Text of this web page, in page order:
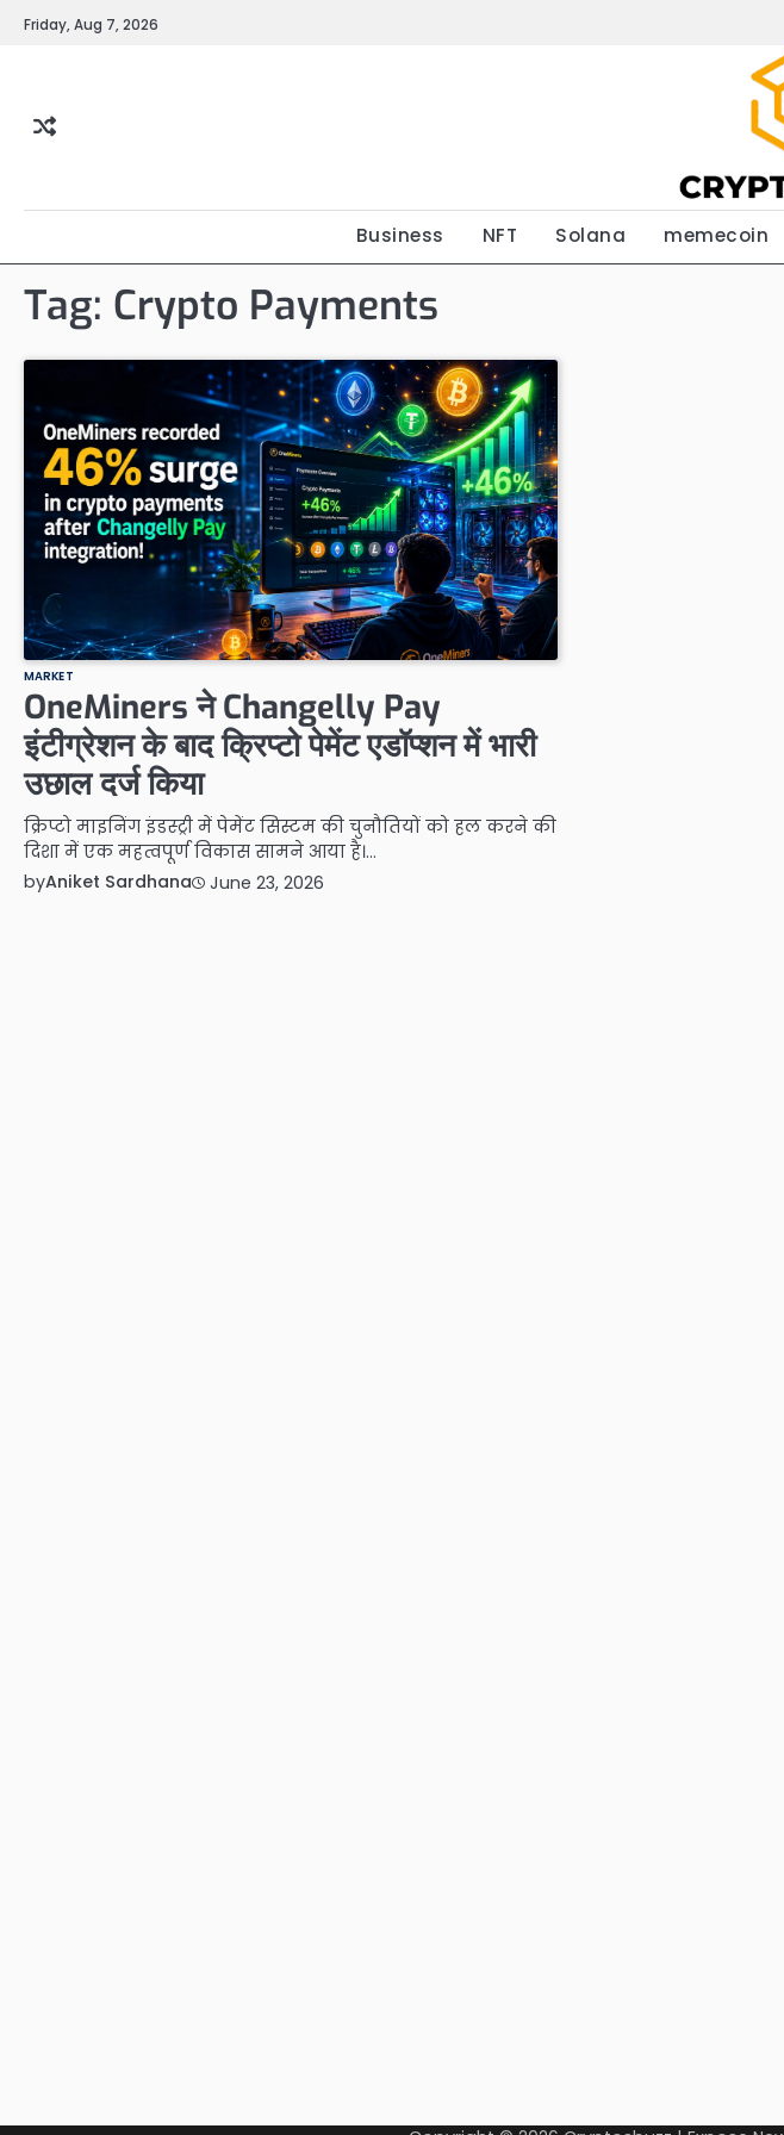
SkipFriday, Aug 7, 2026
Business NFT Solana memecoin
Tag: Crypto Payments
MARKET
OneMiners ने Changelly Pay
इंटीग्रेशन के बाद क्रिप्टो पेमेंट एडॉप्शन में भारी
उछाल दर्ज किया
क्रिप्टो माइनिंग इंडस्ट्री में पेमेंट सिस्टम की चुनौतियों को हल करने की
दिशा में एक महत्वपूर्ण विकास सामने आया है।…
byAniket Sardhana June 23, 2026